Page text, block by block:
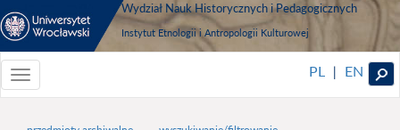
Wydział Nauk Historycznych i Pedagogicznych
Instytut Etnologii i Antropologii Kulturowej
Toggle
navigationToggle
PL | EN